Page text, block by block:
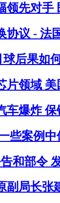
领先对
协议 - 法
后果如
片领域
车爆炸
些案例
和部令
副局长张